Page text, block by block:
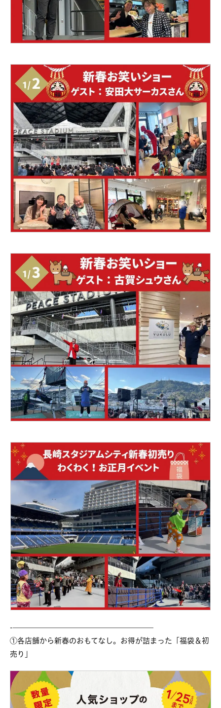
-———————————————————
①各店舗から新春のおもてなし。お得が詰まった「福袋＆初
売り」